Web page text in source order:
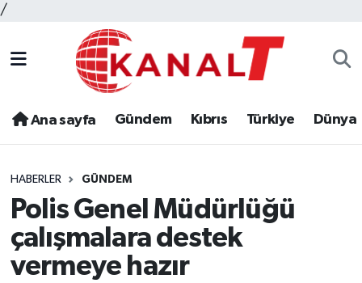
/
Ana sayfa Gündem Kıbrıs Türkiye Dünya
HABERLER GÜNDEM
Polis Genel Müdürlüğü
çalışmalara destek
vermeye hazır